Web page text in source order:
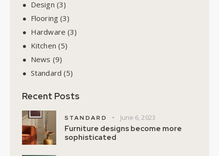
Design (3)
Flooring(3)
Hardware (3)
Kitchen (5)
News (9)
Standard (5)
Recent Posts
STANDARD June 6, 2023
Furniture designs become more
sophisticated